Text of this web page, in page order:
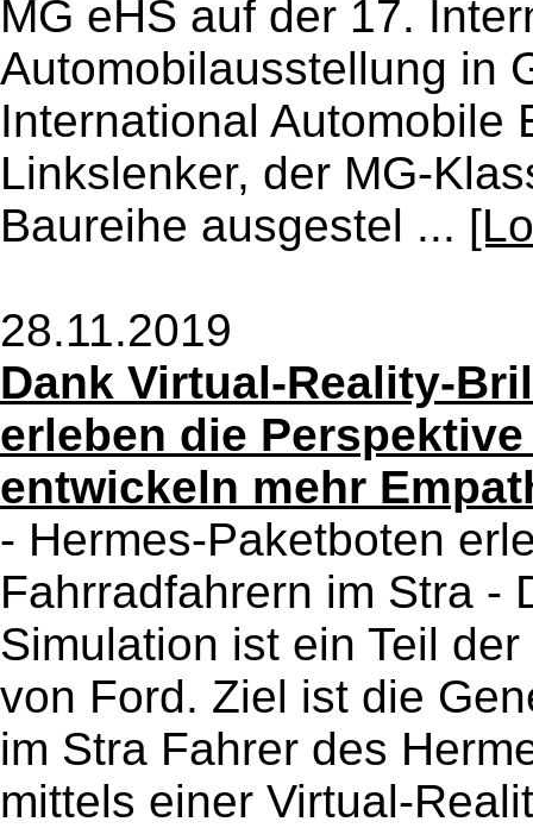
MG eHS auf der 17.
Automobilausstellung in
International Automobile
Linkslenker, der MG-
Baureihe ausgestel ...
28.11.2019
Dank Virtual-Reality-
erleben die
entwickeln mehr
- Hermes-Paketboten
Fahrradfahrern im Stra -
Simulation ist ein Teil
von Ford. Ziel ist die
im Stra Fahrer des
mittels einer Virtual-